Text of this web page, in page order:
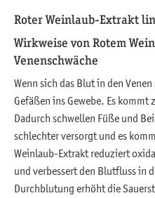
Roter Weinlaub-Extrakt
Wirkweise von Rotem
Venenschwäche
Wenn sich das Blut in den
Gefäßen ins Gewebe. Es kommt
Dadurch schwellen Füße und
schlechter versorgt und es
Weinlaub-Extrakt reduziert
und verbessert den Blutfluss in
Durchblutung erhöht die